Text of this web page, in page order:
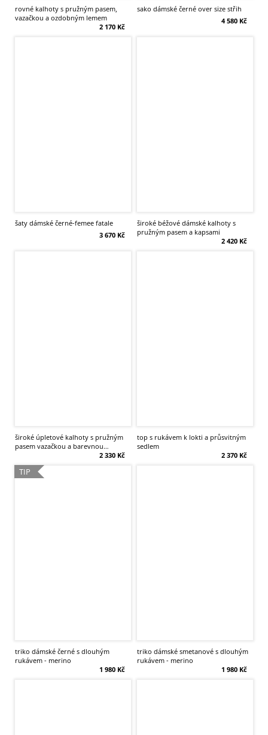
rovné kalhoty s pružným pasem,
vazačkou a ozdobným lemem
2 170 Kč
sako dámské černé over size střih
4 580 Kč
šaty dámské černé-femee fatale
3 670 Kč
široké béžové dámské kalhoty s
pružným pasem a kapsami
2 420 Kč
široké úpletové kalhoty s pružným
pasem vazačkou a barevnou
2 330 Kč
top s rukávem k lokti a průsvitným
sedlem
2 370 Kč
TIP
triko dámské černé s dlouhým
rukávem - merino
1 980 Kč
triko dámské smetanové s dlouhým
rukávem - merino
1 980 Kč